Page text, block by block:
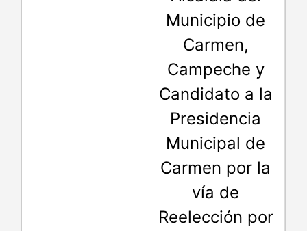
Municipio de
Carmen,
Campeche y
Candidato a la
Presidencia
Municipal de
Carmen por la
vía de
Reelección por